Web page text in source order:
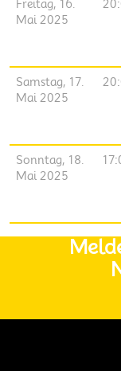
Freitag, 16.
Mai 2025
Samstag, 17.
Mai 2025
Sonntag, 18.
Mai 2025